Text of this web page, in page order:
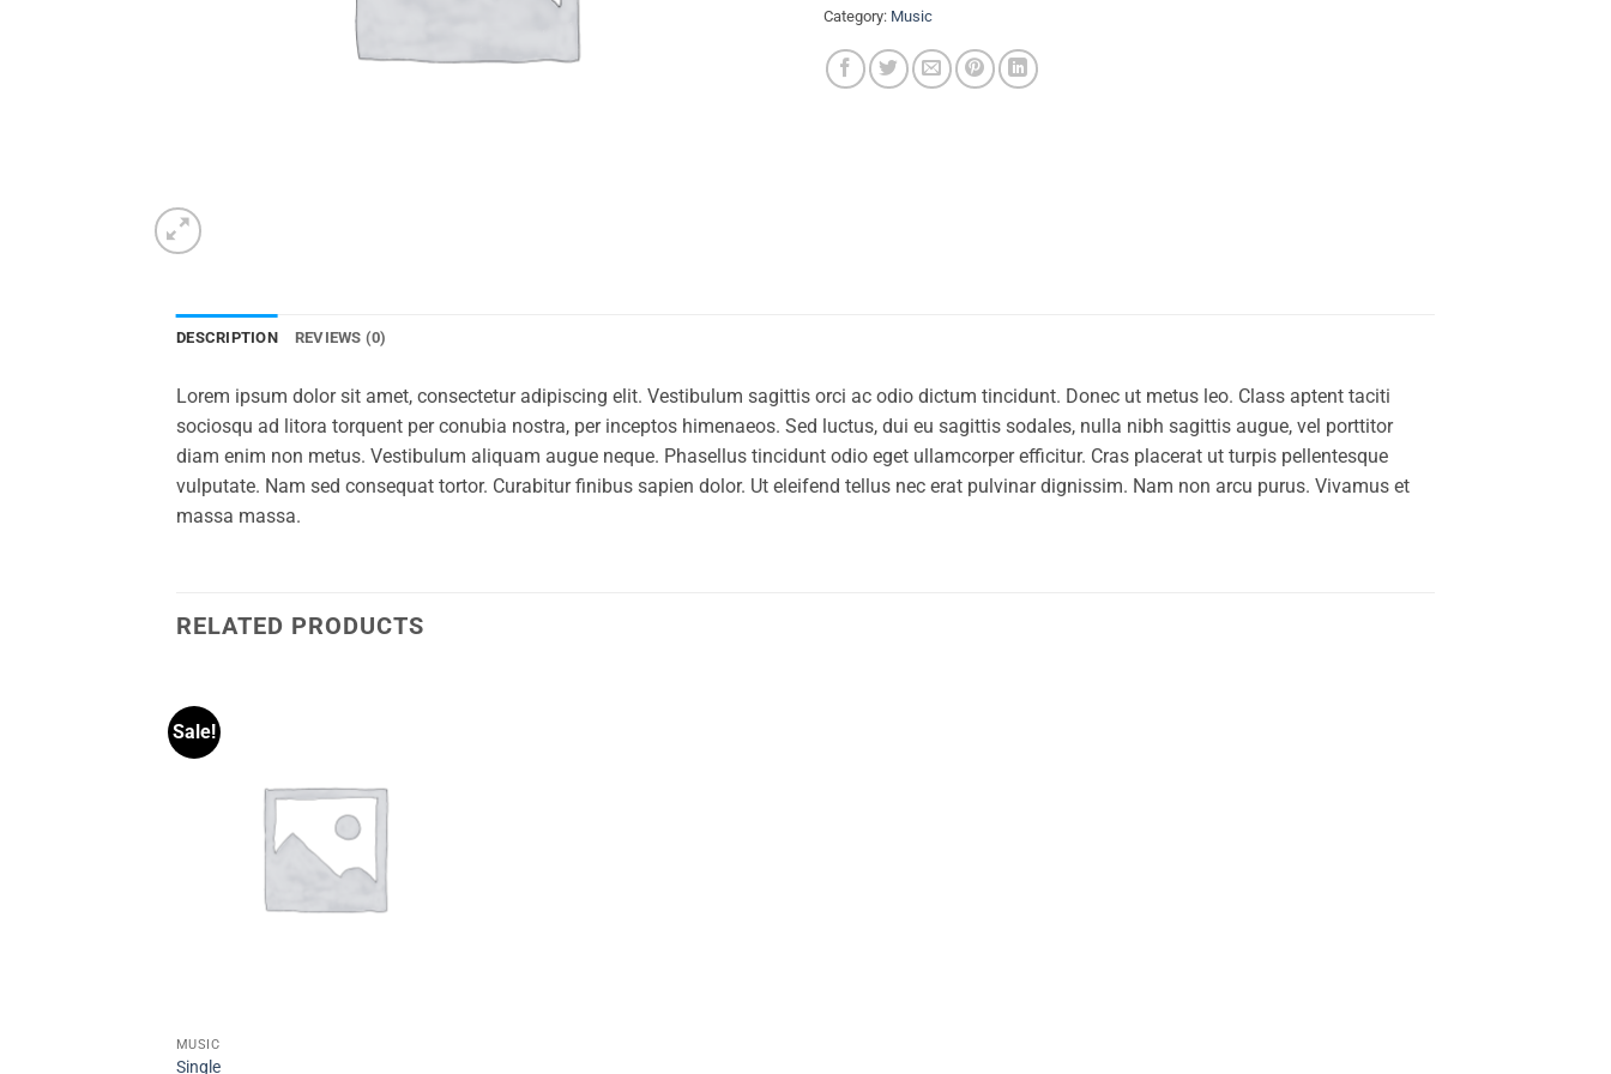
Category: Music
DESCRIPTION REVIEWS (0)
Lorem ipsum dolor sit amet, consectetur adipiscing elit. Vestibulum sagittis orci ac odio dictum tincidunt. Donec ut metus leo. Class aptent taciti
sociosqu ad litora torquent per conubia nostra, per inceptos himenaeos. Sed luctus, dui eu sagittis sodales, nulla nibh sagittis augue, vel porttitor
diam enim non metus. Vestibulum aliquam augue neque. Phasellus tincidunt odio eget ullamcorper efficitur. Cras placerat ut turpis pellentesque
vulputate. Nam sed consequat tortor. Curabitur finibus sapien dolor. Ut eleifend tellus nec erat pulvinar dignissim. Nam non arcu purus. Vivamus et
massa massa.
RELATED PRODUCTS
Sale!
MUSIC
Single